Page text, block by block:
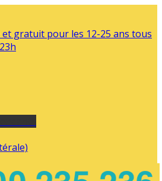
et gratuit pour les 12-25 ans tous